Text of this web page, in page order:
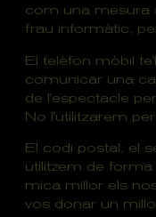
com una mesura
frau informàtic,
El telèfon mòbil
comunicar una
de l'espectacle
No l'utilitzarem
El codi postal, el
utilitzem de
mica millor els
vos donar un